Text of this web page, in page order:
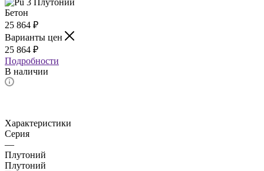
25 864 ₽
Варианты цен
25 864 ₽
Подробности
В наличии
Характеристики
Серия
—
Плутоний
Плутоний